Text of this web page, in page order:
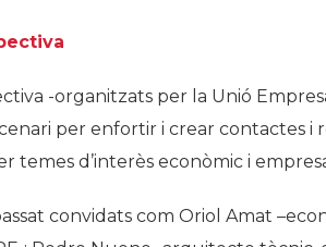
-organitzats per la Unió
per enfortir i crear contactes
temes d’interès econòmic i
convidats com Oriol Amat